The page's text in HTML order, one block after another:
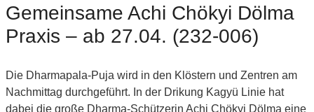
Gemeinsame Achi Chökyi Dölma
Praxis – ab 27.04. (232-006)
Die Dharmapala-Puja wird in den Klöstern und Zentren am
Nachmittag durchgeführt. In der Drikung Kagyü Linie hat
dabei die große Dharma-Schützerin Achi Chökyi Dölma eine